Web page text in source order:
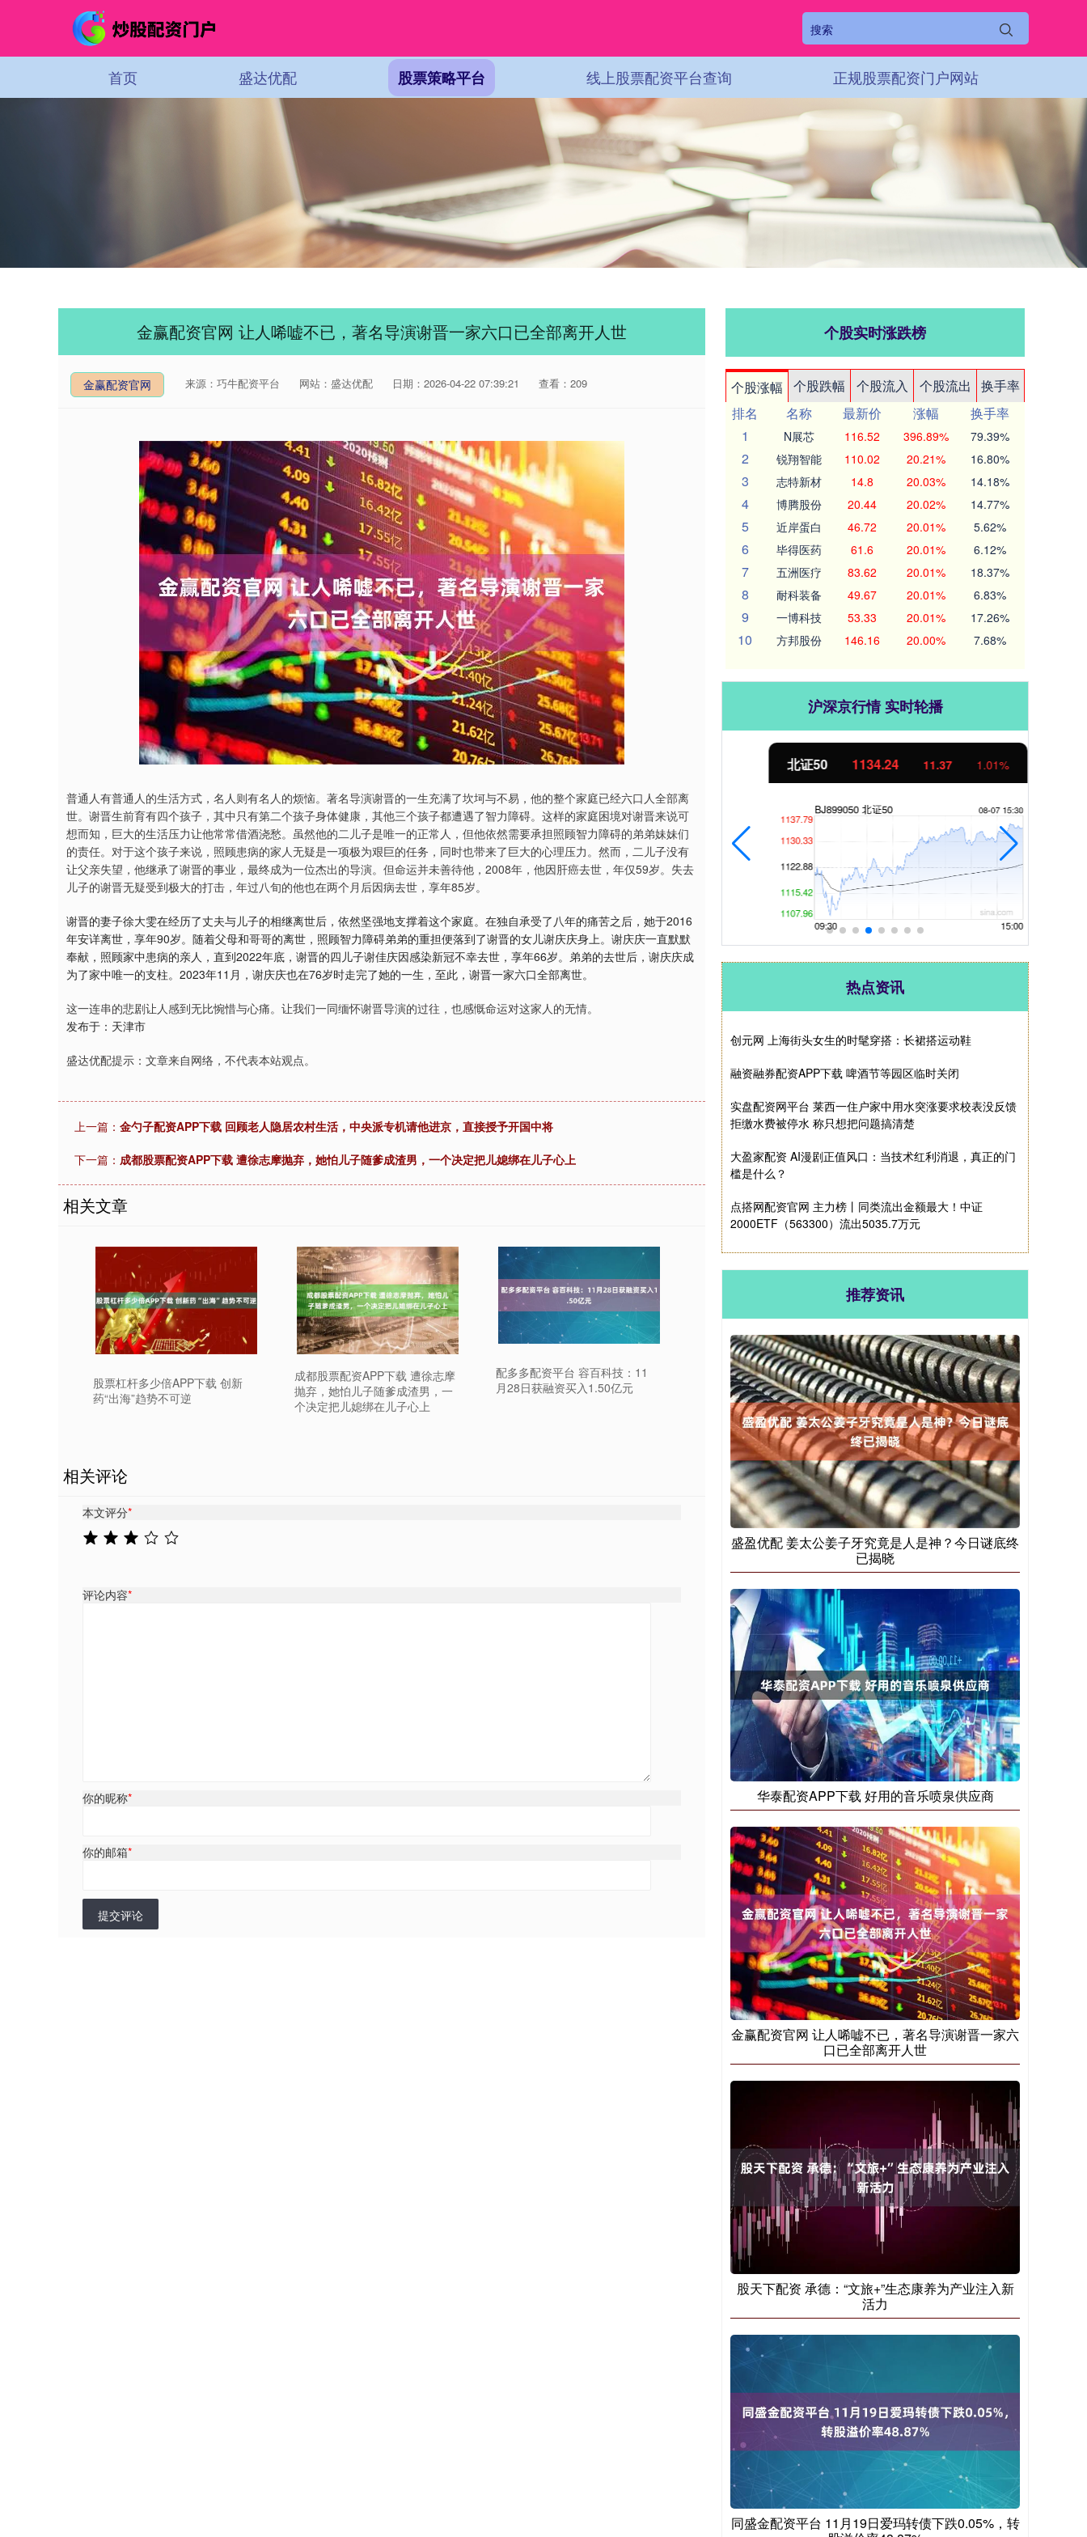
首页 盛达优配 股票策略平台 线上股票配资平台查询 正规股票配资门户网站
金赢配资官网 让人唏嘘不已，著名导演谢晋一家六口已全部离开人世
金赢配资官网 来源：巧牛配资平台 网站：盛达优配 日期：2026-04-22 07:39:21 查看：209
普通人有普通人的生活方式，名人则有名人的烦恼。著名导演谢晋的一生充满了坎坷与不易，他的整个家庭已经六口人全部离
世。谢晋生前育有四个孩子，其中只有第二个孩子身体健康，其他三个孩子都遭遇了智力障碍。这样的家庭困境对谢晋来说可
想而知，巨大的生活压力让他常常借酒浇愁。虽然他的二儿子是唯一的正常人，但他依然需要承担照顾智力障碍的弟弟妹妹们
的责任。对于这个孩子来说，照顾患病的家人无疑是一项极为艰巨的任务，同时也带来了巨大的心理压力。然而，二儿子没有
让父亲失望，他继承了谢晋的事业，最终成为一位杰出的导演。但命运并未善待他，2008年，他因肝癌去世，年仅59岁。失去
儿子的谢晋无疑受到极大的打击，年过八旬的他也在两个月后因病去世，享年85岁。
谢晋的妻子徐大雯在经历了丈夫与儿子的相继离世后，依然坚强地支撑着这个家庭。在独自承受了八年的痛苦之后，她于2016
年安详离世，享年90岁。随着父母和哥哥的离世，照顾智力障碍弟弟的重担便落到了谢晋的女儿谢庆庆身上。谢庆庆一直默默
奉献，照顾家中患病的亲人，直到2022年底，谢晋的四儿子谢佳庆因感染新冠不幸去世，享年66岁。弟弟的去世后，谢庆庆成
为了家中唯一的支柱。2023年11月，谢庆庆也在76岁时走完了她的一生，至此，谢晋一家六口全部离世。
这一连串的悲剧让人感到无比惋惜与心痛。让我们一同缅怀谢晋导演的过往，也感慨命运对这家人的无情。
发布于：天津市
盛达优配提示：文章来自网络，不代表本站观点。
上一篇： 金勺子配资APP下载 回顾老人隐居农村生活，中央派专机请他进京，直接授予开国中将
下一篇： 成都股票配资APP下载 遭徐志摩抛弃，她怕儿子随爹成渣男，一个决定把儿媳绑在儿子心上
相关文章
股票杠杆多少倍APP下载 创新
药“出海”趋势不可逆
成都股票配资APP下载 遭徐志摩
抛弃，她怕儿子随爹成渣男，一
个决定把儿媳绑在儿子心上
配多多配资平台 容百科技：11
月28日获融资买入1.50亿元
相关评论
本文评分*
评论内容*
你的昵称*
你的邮箱*
提交评论
个股实时涨跌榜
个股涨幅 个股跌幅 个股流入 个股流出
换手率
排名
名称 最新价 涨幅
换手率
1
N展芯 116.52 396.89% 79.39%
2 锐翔智能 110.02 20.21% 16.80%
3 志特新材 14.8 20.03% 14.18%
4 博腾股份 20.44 20.02% 14.77%
5 近岸蛋白 46.72 20.01% 5.62%
6 毕得医药 61.6 20.01% 6.12%
7 五洲医疗 83.62 20.01% 18.37%
8 耐科装备 49.67 20.01% 6.83%
9 一博科技 53.33 20.01% 17.26%
10 方邦股份 146.16 20.00% 7.68%
沪深京行情 实时轮播
深证成指 14311.01 200.89 1.42% 沪深300 4694.44 43.13 北证50 1134.24 11.37 1.01%
热点资讯
创元网 上海街头女生的时髦穿搭：长裙搭运动鞋
融资融券配资APP下载 啤酒节等园区临时关闭
实盘配资网平台 莱西一住户家中用水突涨要求校表没反馈
拒缴水费被停水 称只想把问题搞清楚
大盈家配资 AI漫剧正值风口：当技术红利消退，真正的门
槛是什么？
点搭网配资官网 主力榜丨同类流出金额最大！中证
2000ETF（563300）流出5035.7万元
推荐资讯
盛盈优配 姜太公姜子牙究竟是人是神？今日谜底终
已揭晓
华泰配资APP下载 好用的音乐喷泉供应商
金赢配资官网 让人唏嘘不已，著名导演谢晋一家六
口已全部离开人世
股天下配资 承德：“文旅+”生态康养为产业注入新
活力
同盛金配资平台 11月19日爱玛转债下跌0.05%，转